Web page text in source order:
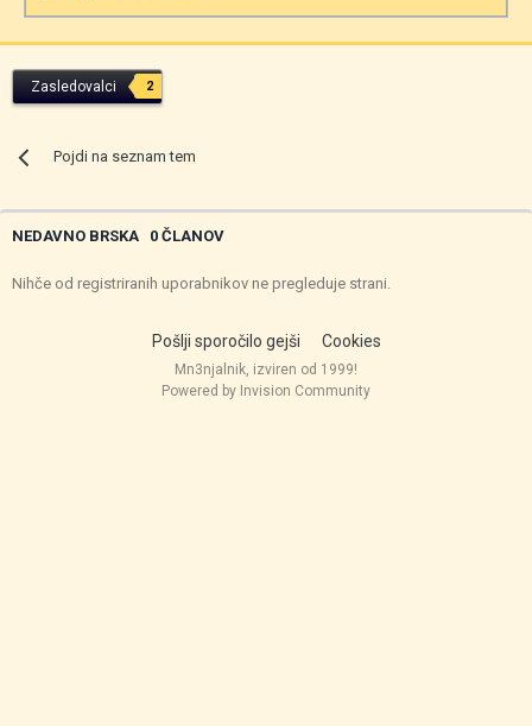
Zasledovalci 2
Pojdi na seznam tem
NEDAVNO BRSKA 0 ČLANOV
Nihče od registriranih uporabnikov ne pregleduje strani.
Pošlji sporočilo gejši Cookies
Mn3njalnik, izviren od 1999!
Powered by Invision Community